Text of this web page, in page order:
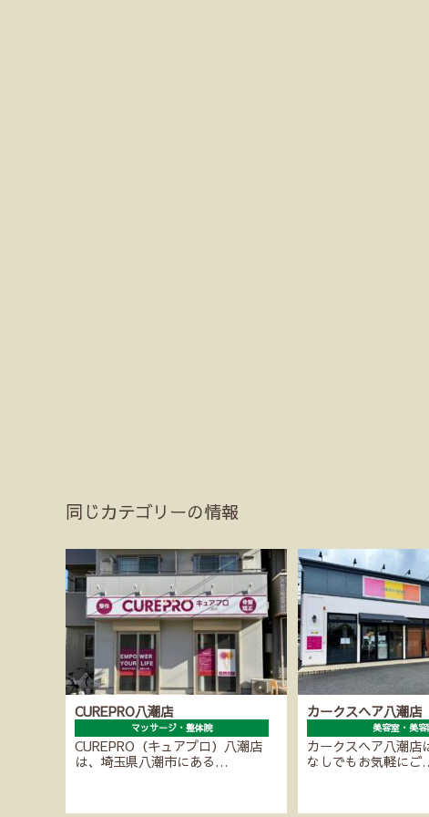
同じカテゴリーの情報
CUREPRO八潮店
マッサージ・整体院
CUREPRO（キュアプロ）八潮店
は、埼玉県八潮市にある…
カークスヘア八潮店
美容室・美容
カークスヘア八潮店
なしでもお気軽に